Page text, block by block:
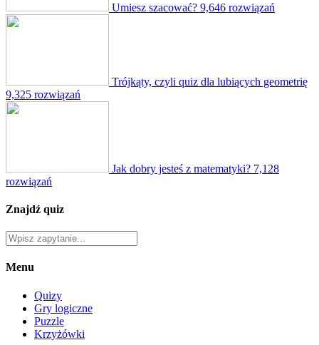
Umiesz szacować? 9,646 rozwiązań
Trójkąty, czyli quiz dla lubiących geometrię
9,325 rozwiązań
Jak dobry jesteś z matematyki? 7,128
rozwiązań
Znajdź quiz
Menu
Quizy
Gry logiczne
Puzzle
Krzyżówki